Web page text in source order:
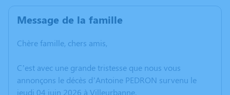
Message de la famille
Chère famille, chers amis,
C’est avec une grande tristesse que nous vous
annonçons le décès d’Antoine PEDRON survenu le
jeudi 04 juin 2026 à Villeurbanne.